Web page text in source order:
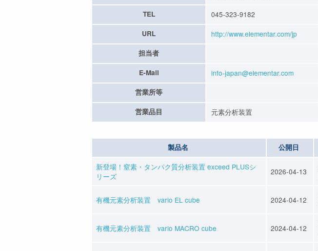
TEL 045-323-9182
URL http://www.elementar.com/jp
担当者
E-Mail info-japan@elementar.com
営業所等
営業品目 元素分析装置
製品名 公開日
新登場！窒素・タンパク質分析装置 exceed PLUSシ
リーズ
2026-04-13
有機元素分析装置 vario EL cube 2024-04-12
有機元素分析装置 vario MACRO cube 2024-04-12